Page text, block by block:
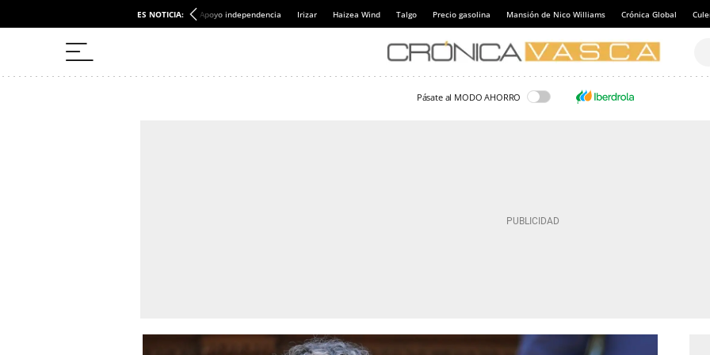
ES NOTICIA: Apoyo independencia Irizar Haizea Wind Talgo Precio gasolina Mansión de Nico Williams Crónica Global
Pásate al MODO AHORRO